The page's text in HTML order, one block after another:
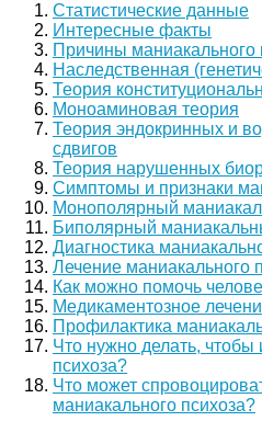
Статистические данные
Интересные факты
Причины маниакального
Наследственная
Теория
Моноаминовая теория
Теория эндокринных и
сдвигов
Теория нарушенных
Симптомы и признаки
Монополярный
Биполярный
Диагностика
Лечение маниакального
Как можно помочь
Медикаментозное
Профилактика
Что нужно делать, чтобы
психоза?
Что может
маниакального психоза?